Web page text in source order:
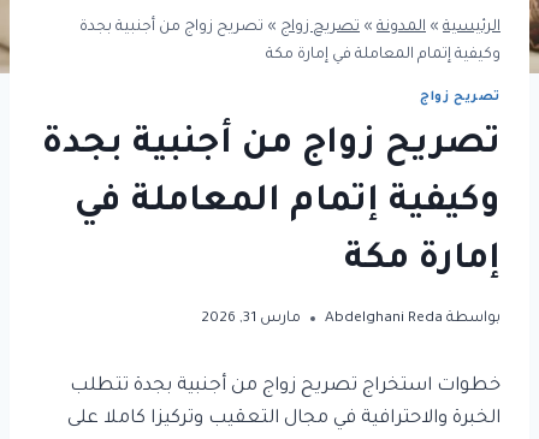
الرئيسية » المدونة » تصريح زواج » تصريح زواج من أجنبية بجدة
وكيفية إتمام المعاملة في إمارة مكة
تصريح زواج
تصريح زواج من أجنبية بجدة
وكيفية إتمام المعاملة في
إمارة مكة
بواسطة Abdelghani Reda مارس 31, 2026
خطوات استخراج تصريح زواج من أجنبية بجدة تتطلب
الخبرة والاحترافية في مجال التعقيب وتركيزا كاملا على